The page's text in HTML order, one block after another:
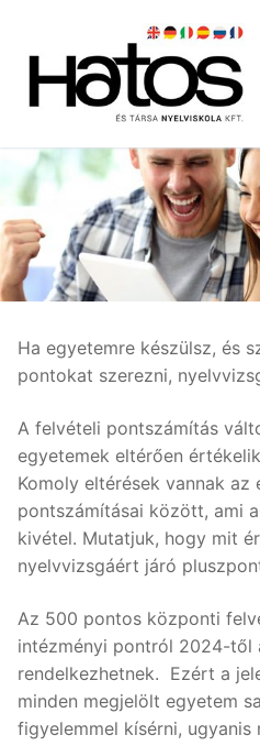
tartalomra
WEBSHOP
Magyar
English
Nyári intenzív kurzus
Nyelvtanfolyamok
Egyéni nyelvi képzés
Online nyelvi képzés
Szaknyelvi
Rólunk
Rólunk
Kapcsolat
Fordítás, tolmácsolás
Blog
Ha egyetemre készülsz, és
pontokat szerezni,
A felvételi pontszámítás
egyetemek eltérően
Komoly eltérések vannak az
pontszámításai között, ami
kivétel. Mutatjuk, hogy mit
nyelvvizsgáért járó
Az 500 pontos központi
intézményi pontról 2024-től
rendelkezhetnek. Ezért a
minden megjelölt egyetem
figyelemmel kísérni, ugyanis